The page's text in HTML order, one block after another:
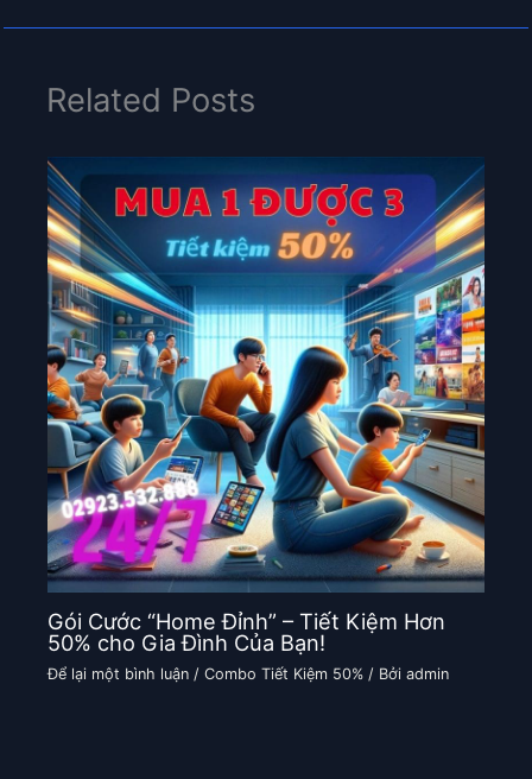
Related Posts
Gói Cước “Home Đỉnh” – Tiết Kiệm Hơn
50% cho Gia Đình Của Bạn!
Để lại một bình luận /Combo Tiết Kiệm 50% / Bởiadmin